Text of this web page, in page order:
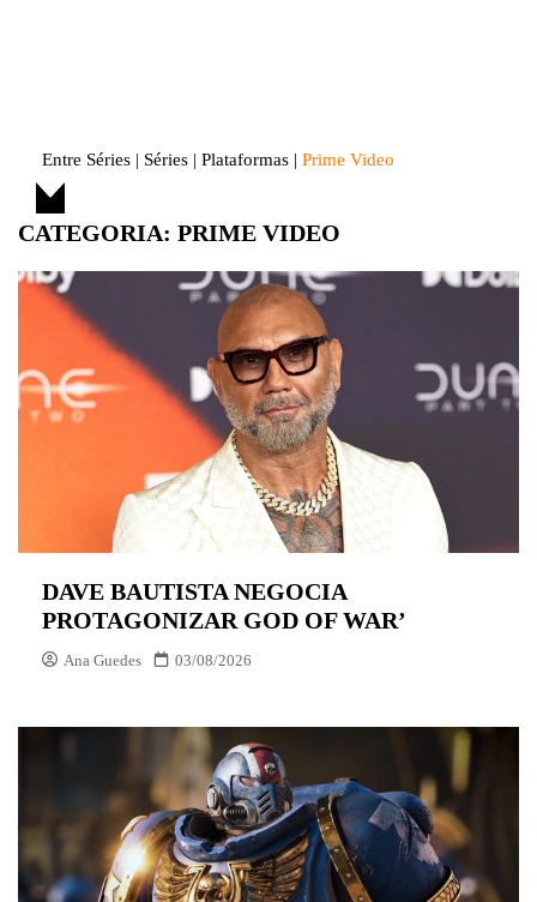
Entre Séries | Séries | Plataformas | Prime Video
CATEGORIA: PRIME VIDEO
DAVE BAUTISTA NEGOCIA
PROTAGONIZAR GOD OF WAR’
Ana Guedes 03/08/2026